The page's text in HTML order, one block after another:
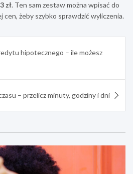
zł. Ten sam zestaw można wpisać do
cen, żeby szybko sprawdzić wyliczenia.
hipotecznego – ile możesz
– przelicz minuty, godziny i dni